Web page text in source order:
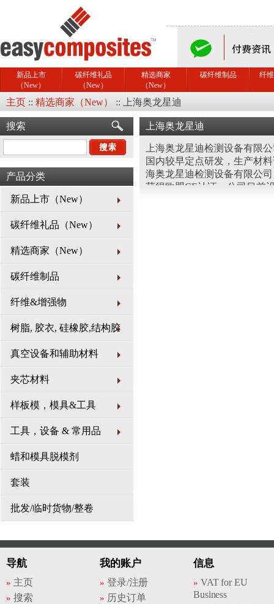
新品上市
（New）
碳纤维礼品
（New）
精选商家
（New）
碳纤维制品 纤
主页 :: 精选商家（New） :: 上海奥龙星迪
搜索
产品分类
新品上市（New）
碳纤维礼品（New）
精选商家（New）
碳纤维制品
纤维&增强物
树脂, 胶衣, 硅橡胶,结构胶
真空设备和辅助材料
夹芯材料
样板模，模具&工具
工具，设备 & 常用品
蜡和模具脱模剂
套装
批发/临时货物/整卷
上海奥龙星迪
上海奥龙星迪检测设备有限
国内较早定点研发，生产材
海奥龙星迪检测设备有限公
获得欧盟CE认证。公司目前
导航
主页
搜索
我的账户
登录/注册
历史订单
信息
VAT for EU
Business